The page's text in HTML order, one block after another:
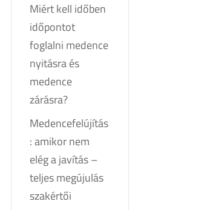
Miért kell időben
időpontot
foglalni medence
nyitásra és
medence
zárásra?
Medencefelújítás
: amikor nem
elég a javítás –
teljes megújulás
szakértői